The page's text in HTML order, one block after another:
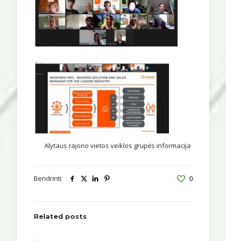
Alytaus rajono vietos veiklos grupės informacija
Bendrinti 0
Related posts